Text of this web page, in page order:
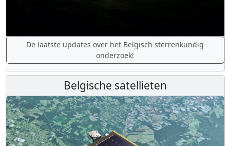
De laatste updates over het Belgisch sterrenkundig
onderzoek!
Belgische satellieten